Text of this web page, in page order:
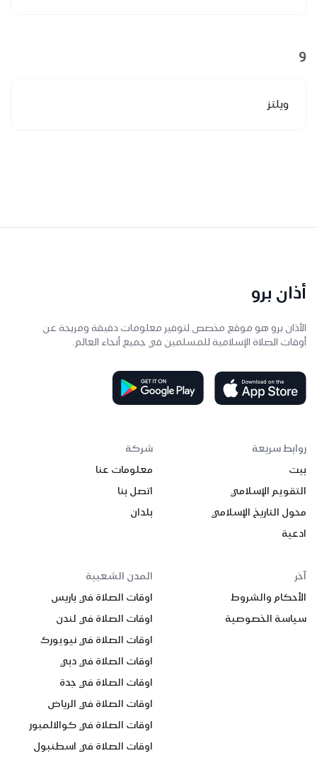
و
ويلتز
أذان برو
الأذان برو هو موقع مخصص لتوفير معلومات دقيقة ومريحة عن
أوقات الصلاة الإسلامية للمسلمين في جميع أنحاء العالم.
روابط سريعة
بيت
التقويم الإسلامي
محول التاريخ الإسلامي
ادعية
شركة
معلومات عنا
اتصل بنا
بلدان
آخر
الأحكام والشروط
سياسة الخصوصية
المدن الشعبية
اوقات الصلاة في باريس
اوقات الصلاة في لندن
اوقات الصلاة في نيويورك
اوقات الصلاة في دبي
اوقات الصلاة في جدة
اوقات الصلاة في الرياض
اوقات الصلاة في كوالالمبور
اوقات الصلاة في اسطنبول